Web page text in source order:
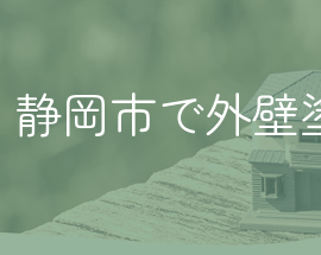
静岡市で外